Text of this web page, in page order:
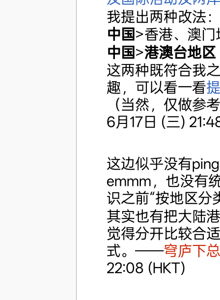
我提出两种改法：
中国>香港、澳门
中国>港澳台地区
这两种既符合我
趣，可以看一看
（当然，仅做
6月17日 (三)
这边似乎没有
emmm，也没有
识之前“按地区分
其实也有把大陆
觉得分开比较合
式。——穹庐下
22:08 (HKT)